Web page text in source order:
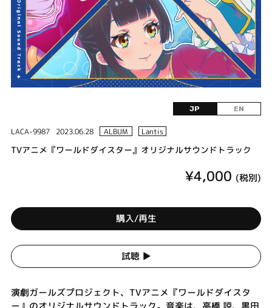
JP EN
LACA-9987 2023.06.28 ALBUM Lantis
TVアニメ『ワールドダイスター』オリジナルサウンドトラック
¥4,000 (税別)
購入/再生
試聴 ▶︎
演劇ガールズプロジェクト、TVアニメ『ワールドダイスタ